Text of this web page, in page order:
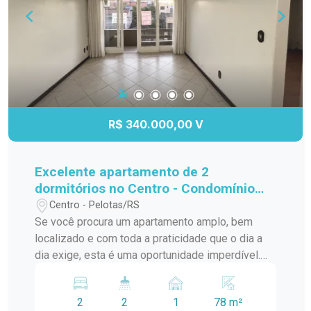
mais iluminados, agradáveis e arejados.
Reformas e melhorias Toda a fiação elétrica foi
substituída Instalação de tomadas em todos os
cômodos Piso laminado em excelente estado
Conforto e tranquilidade Apesar da localização
central, o apartamento é silencioso e protegido
dos ruídos normalmente encontrados em
avenidas movimentadas. Imóvel ideal para
localização privilegiada no coração da cidade.
Entre em contato para mais informações e
agendamento de visita.
R$ 340.000,00 V
Excelente apartamento de 2
dormitórios no Centro - Condomínio
Saint Raphael
Centro - Pelotas/RS
Se você procura um apartamento amplo, bem
localizado e com toda a praticidade que o dia a
dia exige, esta é uma oportunidade imperdível.
km das principais faculdades da cidade, este
imóvel oferece o equilíbrio perfeito entre
2 2 1 78 m²